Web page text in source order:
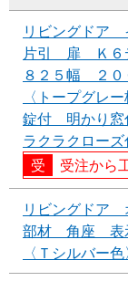
リビングドア
片引 扉 Ｋ６
８２５幅 ２
〈トープグレ
錠付 明かり
ラクラクローズ
受注から
リビングドア
部材 角座 表
〈Ｔシルバー色